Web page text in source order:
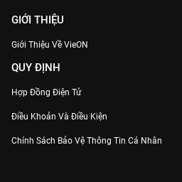
GIỚI THIỆU
Giới Thiệu Về VieON
QUY ĐỊNH
Hợp Đồng Điện Tử
Điều Khoản Và Điều Kiện
Chính Sách Bảo Vệ Thông Tin Cá Nhân